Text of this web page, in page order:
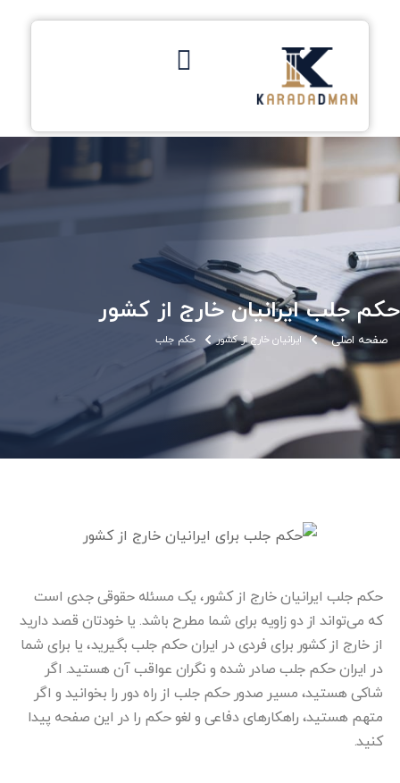
حکم جلب ایرانیان خارج از کشور
صفحه اصلی ایرانیان خارج از کشور حکم جلب
حکم جلب ایرانیان خارج از کشور، یک مسئله حقوقی جدی است
که می‌تواند از دو زاویه برای شما مطرح باشد. یا خودتان قصد دارید
از خارج از کشور برای فردی در ایران حکم جلب بگیرید، یا برای شما
در ایران حکم جلب صادر شده و نگران عواقب آن هستید. اگر
شاکی هستید، مسیر صدور حکم جلب از راه دور را بخوانید و اگر
متهم هستید، راهکارهای دفاعی و لغو حکم را در این صفحه پیدا
کنید.